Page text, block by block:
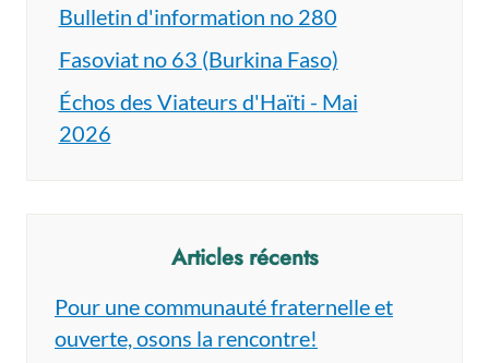
Bulletin d'information no 280
Fasoviat no 63 (Burkina Faso)
Échos des Viateurs d'Haïti - Mai
2026
Articles récents
Pour une communauté fraternelle et
ouverte, osons la rencontre!